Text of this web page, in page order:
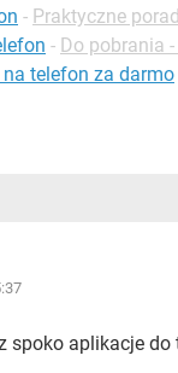
- Praktyczne
- Do pobrania
telefon za darmo
spoko aplikacje do